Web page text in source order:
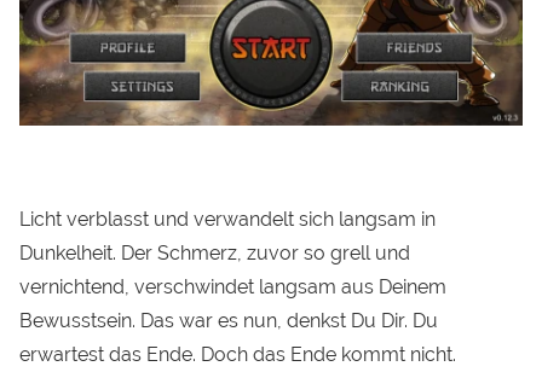
Licht verblasst und verwandelt sich langsam in
Dunkelheit. Der Schmerz, zuvor so grell und
vernichtend, verschwindet langsam aus Deinem
Bewusstsein. Das war es nun, denkst Du Dir. Du
erwartest das Ende. Doch das Ende kommt nicht.